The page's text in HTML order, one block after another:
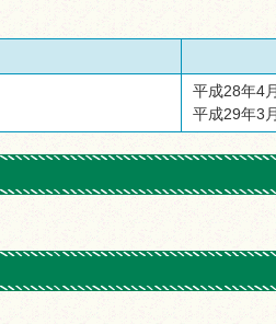
平成28年4
平成29年3